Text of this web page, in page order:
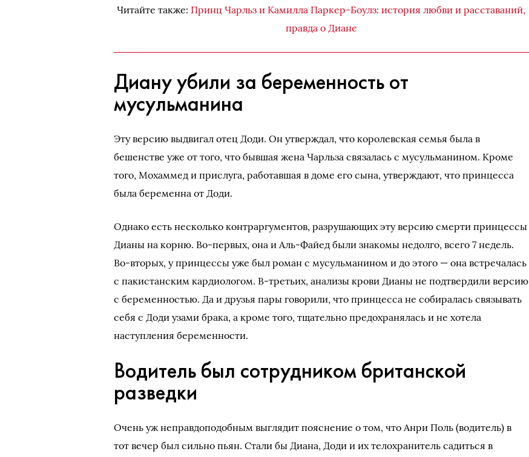
Читайте также: Принц Чарльз и Камилла Паркер-Боулз: история любви и расставаний,
правда о Диане
Диану убили за беременность от
мусульманина
Эту версию выдвигал отец Доди. Он утверждал, что королевская семья была в
бешенстве уже от того, что бывшая жена Чарльза связалась с мусульманином. Кроме
того, Мохаммед и прислуга, работавшая в доме его сына, утверждают, что принцесса
была беременна от Доди.
Однако есть несколько контраргументов, разрушающих эту версию смерти принцессы
Дианы на корню. Во-первых, она и Аль-Файед были знакомы недолго, всего 7 недель.
Во-вторых, у принцессы уже был роман с мусульманином и до этого — она встречалась
с пакистанским кардиологом. В-третьих, анализы крови Дианы не подтвердили версию
с беременностью. Да и друзья пары говорили, что принцесса не собиралась связывать
себя с Доди узами брака, а кроме того, тщательно предохранялась и не хотела
наступления беременности.
Водитель был сотрудником британской
разведки
Очень уж неправдоподобным выглядит пояснение о том, что Анри Поль (водитель) в
тот вечер был сильно пьян. Стали бы Диана, Доди и их телохранитель садиться в